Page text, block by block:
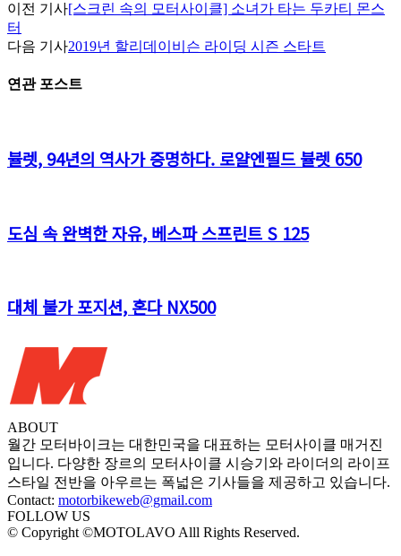
이전 기사[스크린 속의 모터사이클] 소녀가 타는 두카티 몬스
터
다음 기사2019년 할리데이비슨 라이딩 시즌 스타트
연관 포스트
뷸렛, 94년의 역사가 증명하다. 로얄엔필드 뷸렛 650
도심 속 완벽한 자유, 베스파 스프린트 S 125
대체 불가 포지션, 혼다 NX500
ABOUT
월간 모터바이크는 대한민국을 대표하는 모터사이클 매거진
입니다. 다양한 장르의 모터사이클 시승기와 라이더의 라이프
스타일 전반을 아우르는 폭넓은 기사들을 제공하고 있습니다.
Contact: motorbikeweb@gmail.com
FOLLOW US
© Copyright ©MOTOLAVO Alll Rights Reserved.